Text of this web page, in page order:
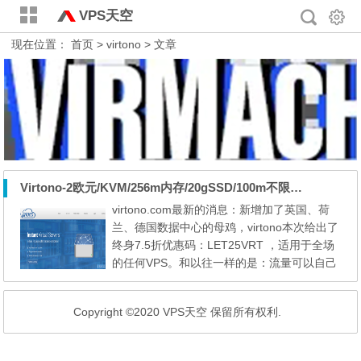
VPS天空
现在位置：首页 > virtono > 文章
Virtono-2欧元/KVM/256m内存/20gSSD/100m不限量/4个可选机房
virtono.com最新的消息：新增加了英国、荷
兰、德国数据中心的母鸡，virtono本次给出了
终身7.5折优惠码：LET25VRT ，适用于全场
的任何VPS。和以往一样的是：流量可以自己
选择，100M端口不限量，或者1000M端口限
说，这家还是不错的，东西稳定，售后给力。
英国： https://77.81.107.11/1000mb.bin 荷
Copyright ©2020 VPS天空 保留所有权利.